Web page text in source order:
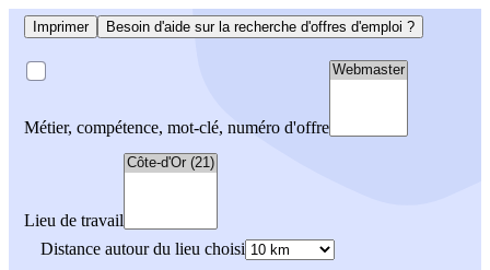
Imprimer Besoin d'aide sur la recherche d'offres d'emploi ?
Métier, compétence, mot-clé, numéro d'offre
Lieu de travail
Distance autour du lieu choisi